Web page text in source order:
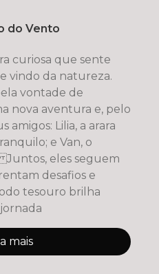
do Vento
curiosa que sente
vindo da natureza.
vontade de
nova aventura e, pelo
amigos: Lilia, a arara
e Van, o
eles seguem
desafios e
tesouro brilha
mais